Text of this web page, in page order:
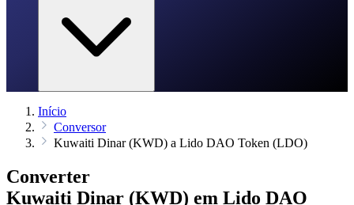
Início
Conversor
Kuwaiti Dinar (KWD) a Lido DAO Token (LDO)
Converter
Kuwaiti Dinar (KWD) em Lido DAO